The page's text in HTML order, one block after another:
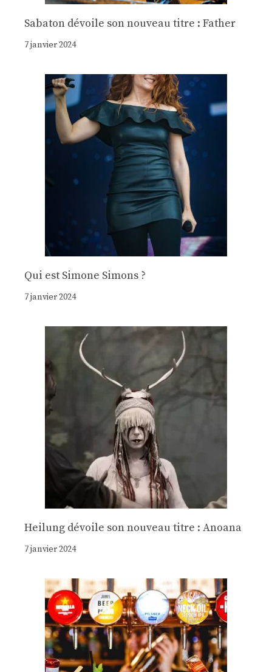
Sabaton dévoile son nouveau titre : Father
7 janvier 2024
Qui est Simone Simons ?
7 janvier 2024
Heilung dévoile son nouveau titre : Anoana
7 janvier 2024